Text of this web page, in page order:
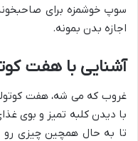
سوپ خوشمزه برای
اجازه بدن بمونه.
آشنایی با هفت
غروب که می شه، هفت
با دیدن کلبه تمیز و بوی
تا به حال همچین چیزی رو